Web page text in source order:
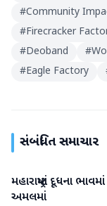
#Community
#Firecracker
#Deoband #
#Eagle Factory
સંબંધિત સમાચાર
રાષ્ટ્રીય
મહારાષ્ટ્રમાં દૂધના
અમલમાં